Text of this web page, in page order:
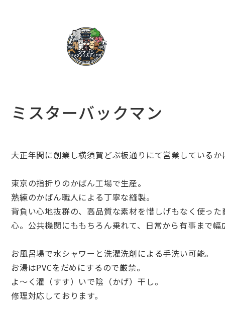
ミスターバックマン
大正年間に創業し横須賀どぶ板通りにて営業している
東京の指折りのかばん工場で生産。
熟練のかばん職人による丁寧な縫製。
背負い心地抜群の、高品質な素材を惜しげもなく使っ
心。公共機関にももちろん乗れて、日常から有事まで
お風呂場で水シャワーと洗濯洗剤による手洗い可能。
お湯はPVCをだめにするので厳禁。
よ～く濯（すす）いで陰（かげ）干し。
修理対応しております。